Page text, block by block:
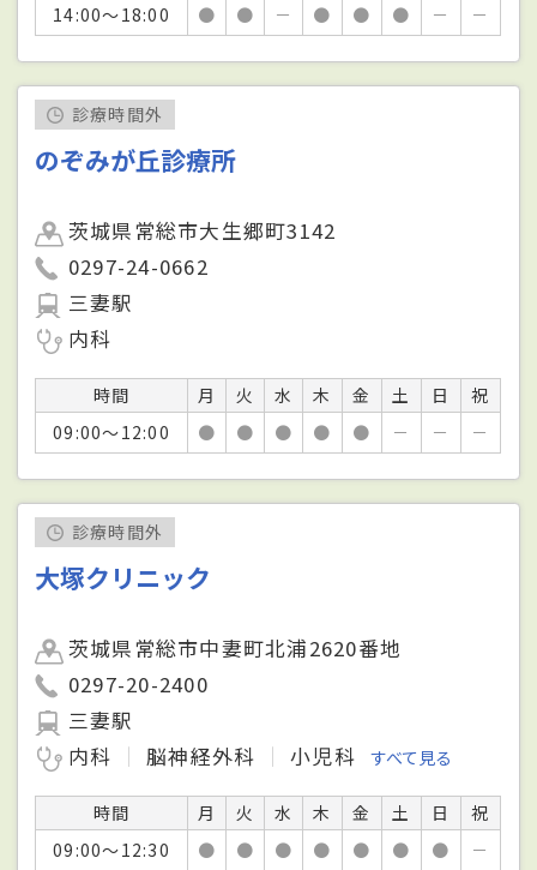
14:00～18:00
● ● － ● ● ● － －
診療時間外
のぞみが丘診療所
茨城県常総市大生郷町3142
0297-24-0662
三妻駅
内科
時間 月 火 水 木 金 土 日
祝
09:00～12:00
● ● ● ● ● － － －
診療時間外
大塚クリニック
茨城県常総市中妻町北浦2620番地
0297-20-2400
三妻駅
内科
脳神経外科 小児科 すべて見る
時間 月 火 水 木 金 土 日
祝
09:00～12:30
● ● ● ● ● ● ● －